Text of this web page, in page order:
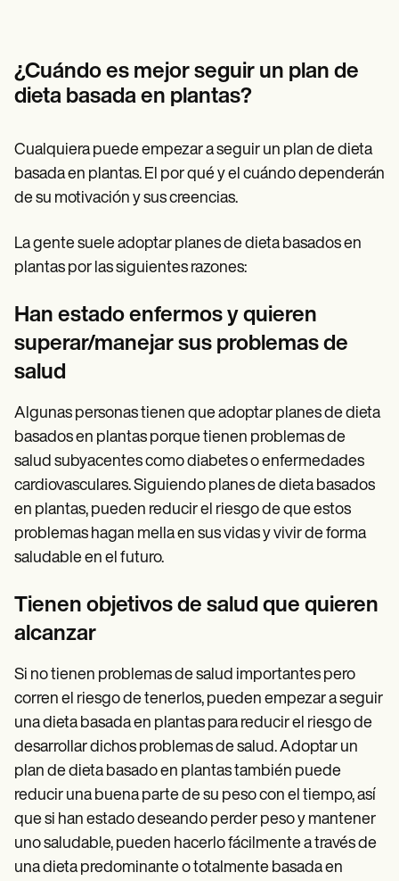
¿Cuándo es mejor seguir un plan de
dieta basada en plantas?
Cualquiera puede empezar a seguir un plan de dieta
basada en plantas. El por qué y el cuándo dependerán
de su motivación y sus creencias.
La gente suele adoptar planes de dieta basados en
plantas por las siguientes razones:
Han estado enfermos y quieren
superar/manejar sus problemas de
salud
Algunas personas tienen que adoptar planes de dieta
basados en plantas porque tienen problemas de
salud subyacentes como diabetes o enfermedades
cardiovasculares. Siguiendo planes de dieta basados
en plantas, pueden reducir el riesgo de que estos
problemas hagan mella en sus vidas y vivir de forma
saludable en el futuro.
Tienen objetivos de salud que quieren
alcanzar
Si no tienen problemas de salud importantes pero
corren el riesgo de tenerlos, pueden empezar a seguir
una dieta basada en plantas para reducir el riesgo de
desarrollar dichos problemas de salud. Adoptar un
plan de dieta basado en plantas también puede
reducir una buena parte de su peso con el tiempo, así
que si han estado deseando perder peso y mantener
uno saludable, pueden hacerlo fácilmente a través de
una dieta predominante o totalmente basada en